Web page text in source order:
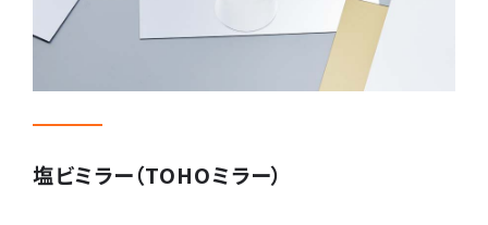
塩ビミラー（TOHOミラー）